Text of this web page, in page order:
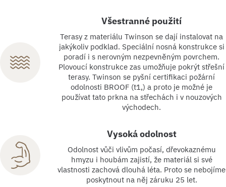
Všestranné použití
Terasy z materiálu Twinson se dají instalovat na
jakýkoliv podklad. Speciální nosná konstrukce si
poradí i s nerovným nezpevněným povrchem.
Plovoucí konstrukce zas umožňuje pokrýt střešní
terasy. Twinson se pyšní certifikaci požární
odolnosti BROOF (t1,) a proto je možné je
používat tato prkna na střechách i v nouzových
východech.
Vysoká odolnost
Odolnost vůči vlivům počasí, dřevokaznému
hmyzu i houbám zajistí, že materiál si své
vlastnosti zachová dlouhá léta. Proto se nebojíme
poskytnout na něj záruku 25 let.